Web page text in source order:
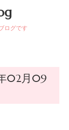
ログです
02月09